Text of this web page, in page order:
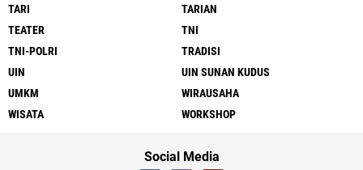
TARI
TARIAN
TEATER
TNI
TNI-POLRI
TRADISI
UIN
UIN SUNAN KUDUS
UMKM
WIRAUSAHA
WISATA
WORKSHOP
Social Media